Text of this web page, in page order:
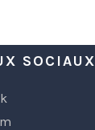
SOCIAUX